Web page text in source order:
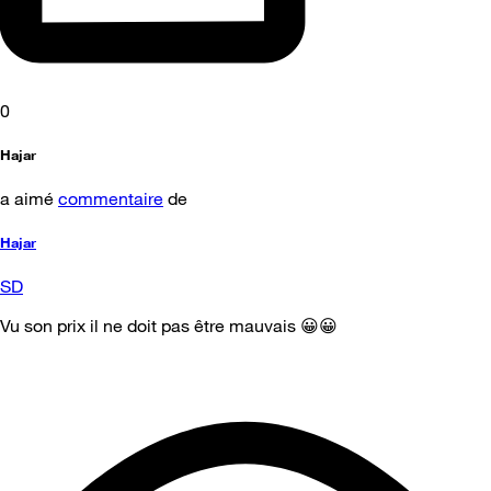
0
Hajar
a aimé commentaire de
Hajar
SD
Vu son prix il ne doit pas être mauvais 😀😀